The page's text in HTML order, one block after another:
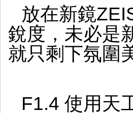
放在新鏡
銳度，未必是
就只剩下氛圍
F1.4 使用天